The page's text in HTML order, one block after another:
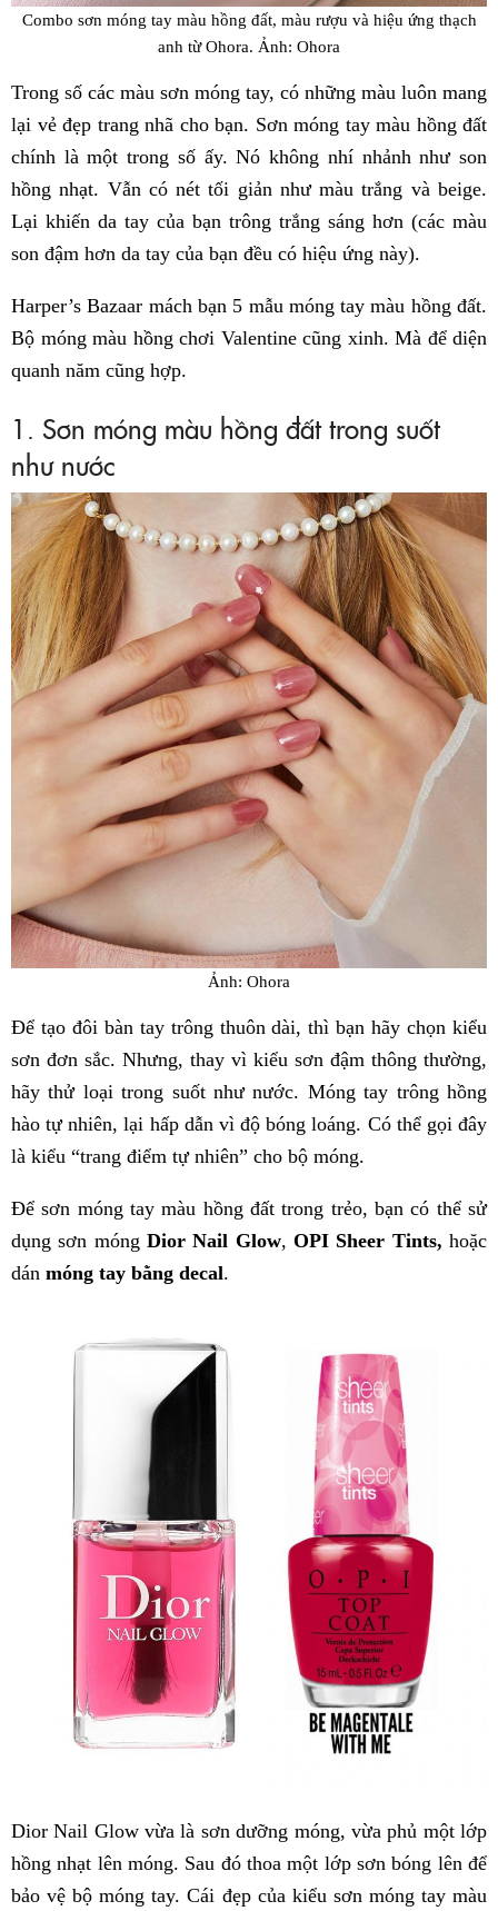
Combo sơn móng tay màu hồng đất, màu rượu và hiệu ứng thạch
anh từ Ohora. Ảnh: Ohora
Trong số các màu sơn móng tay, có những màu luôn mang
lại vẻ đẹp trang nhã cho bạn. Sơn móng tay màu hồng đất
chính là một trong số ấy. Nó không nhí nhảnh như son
hồng nhạt. Vẫn có nét tối giản như màu trắng và beige.
Lại khiến da tay của bạn trông trắng sáng hơn (các màu
son đậm hơn da tay của bạn đều có hiệu ứng này).
Harper’s Bazaar mách bạn 5 mẫu móng tay màu hồng đất.
Bộ móng màu hồng chơi Valentine cũng xinh. Mà để diện
quanh năm cũng hợp.
1. Sơn móng màu hồng đất trong suốt
như nước
Ảnh: Ohora
Để tạo đôi bàn tay trông thuôn dài, thì bạn hãy chọn kiểu
sơn đơn sắc. Nhưng, thay vì kiểu sơn đậm thông thường,
hãy thử loại trong suốt như nước. Móng tay trông hồng
hào tự nhiên, lại hấp dẫn vì độ bóng loáng. Có thể gọi đây
là kiểu “trang điểm tự nhiên” cho bộ móng.
Để sơn móng tay màu hồng đất trong trẻo, bạn có thể sử
dụng sơn móng Dior Nail Glow,OPI Sheer Tints,hoặc
dán móng tay bằng decal.
Dior Nail Glow vừa là sơn dưỡng móng, vừa phủ một lớp
hồng nhạt lên móng. Sau đó thoa một lớp sơn bóng lên để
bảo vệ bộ móng tay. Cái đẹp của kiểu sơn móng tay màu